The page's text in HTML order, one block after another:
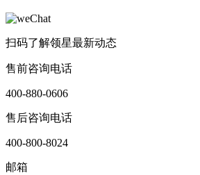
扫码了解领星最新动态
售前咨询电话
400-880-0606
售后咨询电话
400-800-8024
邮箱